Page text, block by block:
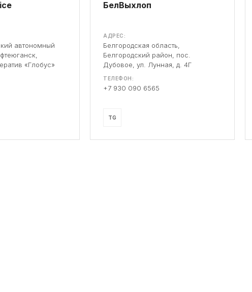
автономный
«Глобус»
БелВыхлоп
АДРЕС:
Белгородская область,
Белгородский район, пос.
Дубовое, ул. Лунная, д. 4Г
ТЕЛЕФОН:
+7 930 090 6565
TG